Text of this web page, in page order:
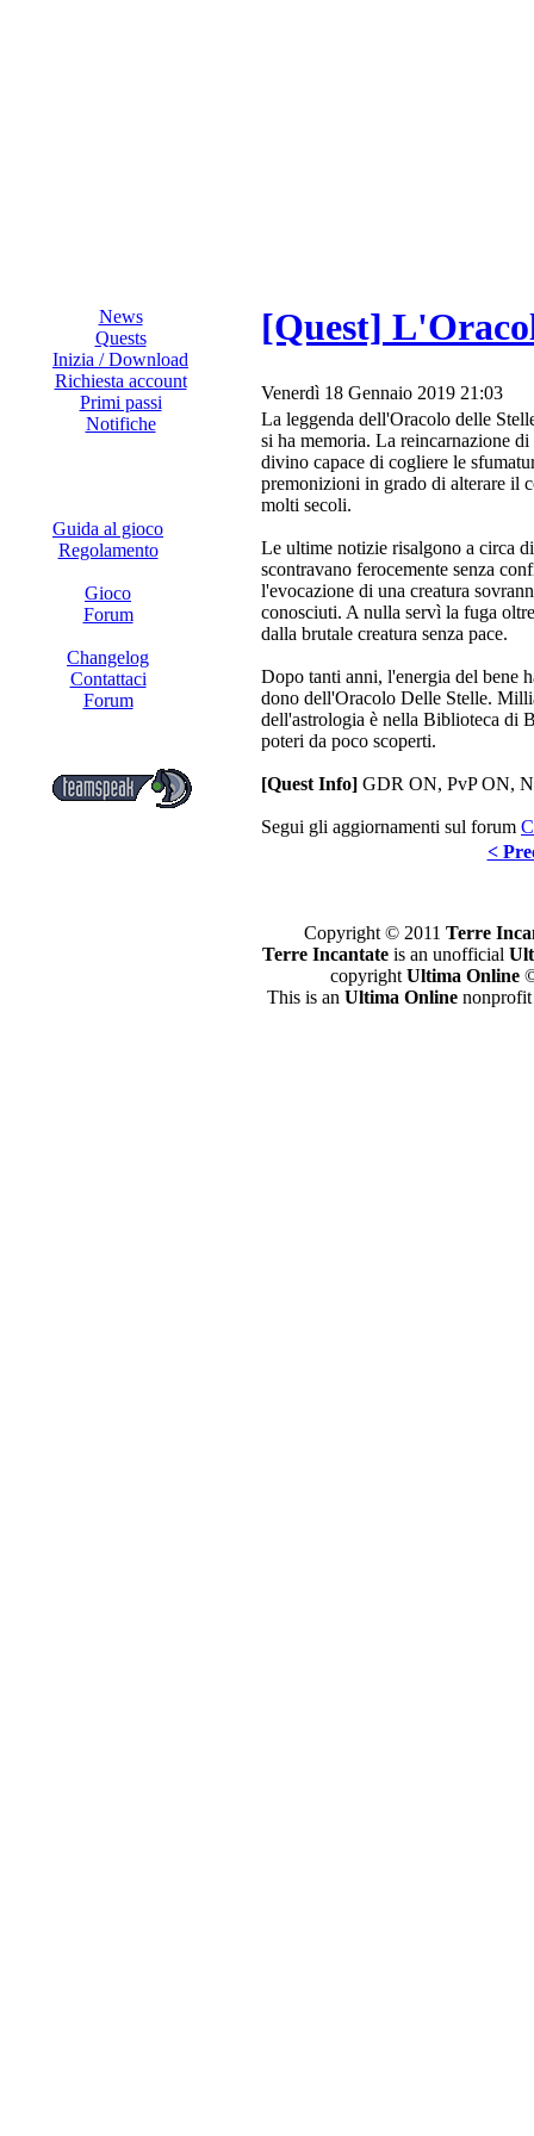
News
Quests
Inizia / Download
Richiesta account
Primi passi
Notifiche
Guida al gioco
Regolamento
Gioco
Forum
Changelog
Contattaci
Forum
[Quest]
Venerdì 18 Gennaio 2019 21:03
La leggenda dell'Oracolo delle
si ha memoria. La reincarnazione di
divino capace di cogliere le
premonizioni in grado di alterare il
molti secoli.
Le ultime notizie risalgono a circa
scontravano ferocemente senza
l'evocazione di una creatura
conosciuti. A nulla servì la fuga
dalla brutale creatura senza pace.
Dopo tanti anni, l'energia del bene
dono dell'Oracolo Delle Stelle.
dell'astrologia è nella Biblioteca di
poteri da poco scoperti.
[Quest Info] GDR ON, PvP ON,
Segui gli aggiornamenti sul forum
<
Copyright © 2011 Terre
Terre Incantate is an unofficial
copyright Ultima Online©
This is an Ultima Online